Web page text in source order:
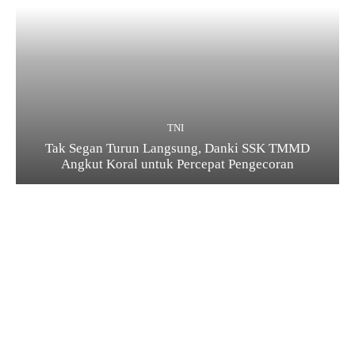
TNI
Tak Segan Turun Langsung, Danki SSK TMMD
Angkut Koral untuk Percepat Pengecoran